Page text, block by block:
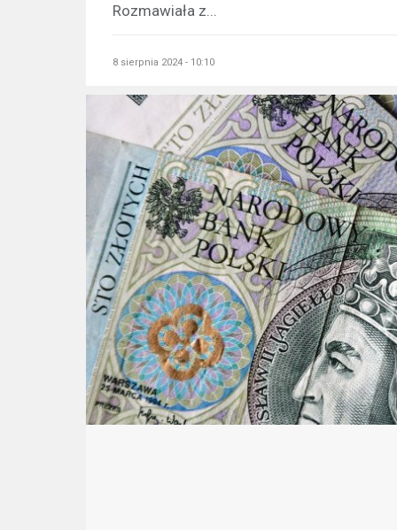
Rozmawiała z...
8 sierpnia 2024 - 10:10